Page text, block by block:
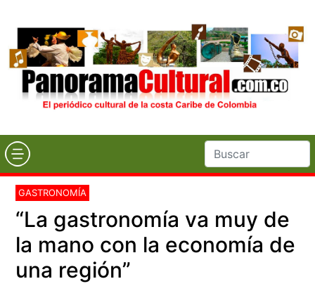
GASTRONOMÍA
“La gastronomía va muy de
la mano con la economía de
una región”